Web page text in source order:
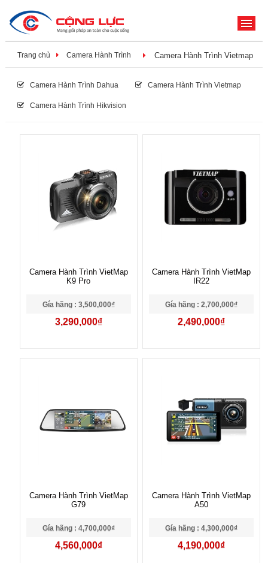
Trang chủ Camera Hành Trình Camera Hành Trình Vietmap
Camera Hành Trình Dahua Camera Hành Trình Vietmap
Camera Hành Trình Hikvision
Camera Hành Trình VietMap
K9 Pro
Gía hãng : 3,500,000₫
3,290,000₫
Camera Hành Trình VietMap
IR22
Gía hãng : 2,700,000₫
2,490,000₫
Camera Hành Trình VietMap
G79
Gía hãng : 4,700,000₫
4,560,000₫
Camera Hành Trình VietMap
A50
Gía hãng : 4,300,000₫
4,190,000₫